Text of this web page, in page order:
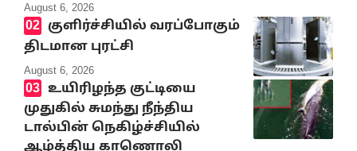
August 6, 2026
குளிர்ச்சியில் வரப்போகும்
திடமான புரட்சி
August 6, 2026
உயிரிழந்த குட்டியை
முதுகில் சுமந்து நீந்திய
டால்பின் நெகிழ்ச்சியில்
ஆழ்த்திய காணொலி